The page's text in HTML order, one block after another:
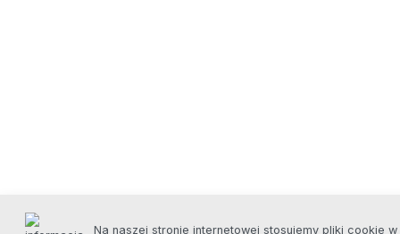
Na naszej stronie internetowej stosujemy pliki cookie